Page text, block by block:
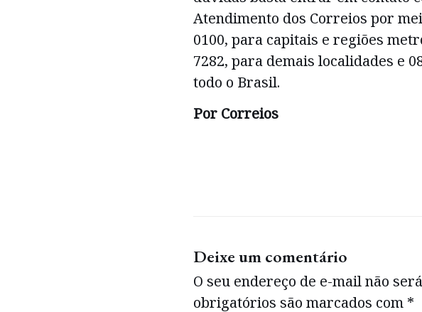
Atendimento dos Correios por
0100, para capitais e regiões
7282, para demais localidades e
todo o Brasil.
Por Correios
Deixe um comentário
O seu endereço de e-mail não
obrigatórios são marcados com *